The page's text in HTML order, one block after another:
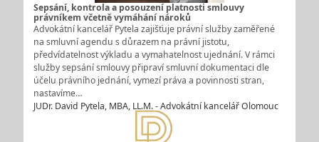
Sepsání, kontrola a posouzení platnosti smlouvy
právníkem včetně vymáhání nároků
Advokátní kancelář Pytela zajišťuje právní služby zaměřené
na smluvní agendu s důrazem na právní jistotu,
předvídatelnost výkladu a vymahatelnost ujednání. V rámci
služby sepsání smlouvy připraví smluvní dokumentaci dle
účelu právního jednání, vymezí práva a povinnosti stran,
nastavíme…
JUDr. David Pytela, MBA, LL.M. - Advokátní kancelář Olomouc